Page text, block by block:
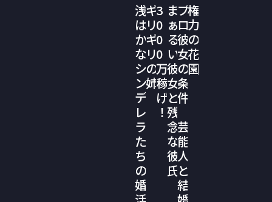
浅
は
か
な
シ
ン
デ
レ
ラ
た
ち
の
婚
ギ
リ
ギ
リ
の
姉
3
0
0
0
万
稼
げ
！
ま
ぁ
る
い
彼
女
と
残
念
な
彼
氏
プ
ロ
彼
女
の
条
件
芸
能
人
と
結
権
力
の
花
園